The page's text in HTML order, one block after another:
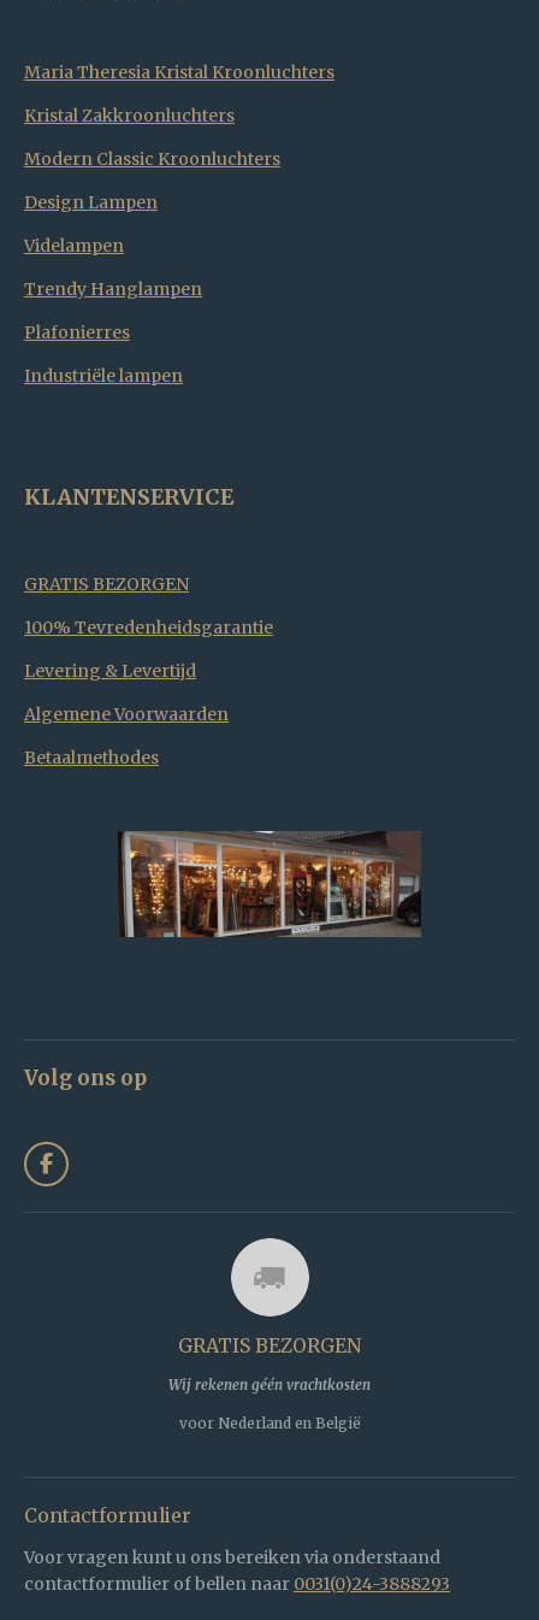
Maria Theresia Kristal Kroonluchters
Kristal Zakkroonluchters
Modern Classic Kroonluchters
Design Lampen
Videlampen
Trendy Hanglampen
Plafonierres
Industriële lampen
KLANTENSERVICE
GRATIS BEZORGEN
100% Tevredenheidsgarantie
Levering & Levertijd
Algemene Voorwaarden
Betaalmethodes
Volg ons op
F
a
c
GRATIS BEZORGEN
Wij rekenen géén vrachtkosten
voor Nederland en België
Contactformulier
Voor vragen kunt u ons bereiken via onderstaand
contactformulier of bellen naar 0031(0)24-3888293